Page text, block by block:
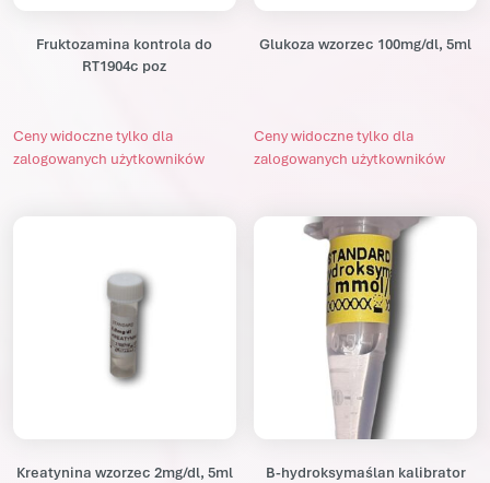
Fruktozamina kontrola do
RT1904c poz
Ceny widoczne tylko dla
zalogowanych użytkowników
Glukoza wzorzec 100mg/dl, 5ml
Ceny widoczne tylko dla
zalogowanych użytkowników
Kreatynina wzorzec 2mg/dl, 5ml B-hydroksymaślan kalibrator